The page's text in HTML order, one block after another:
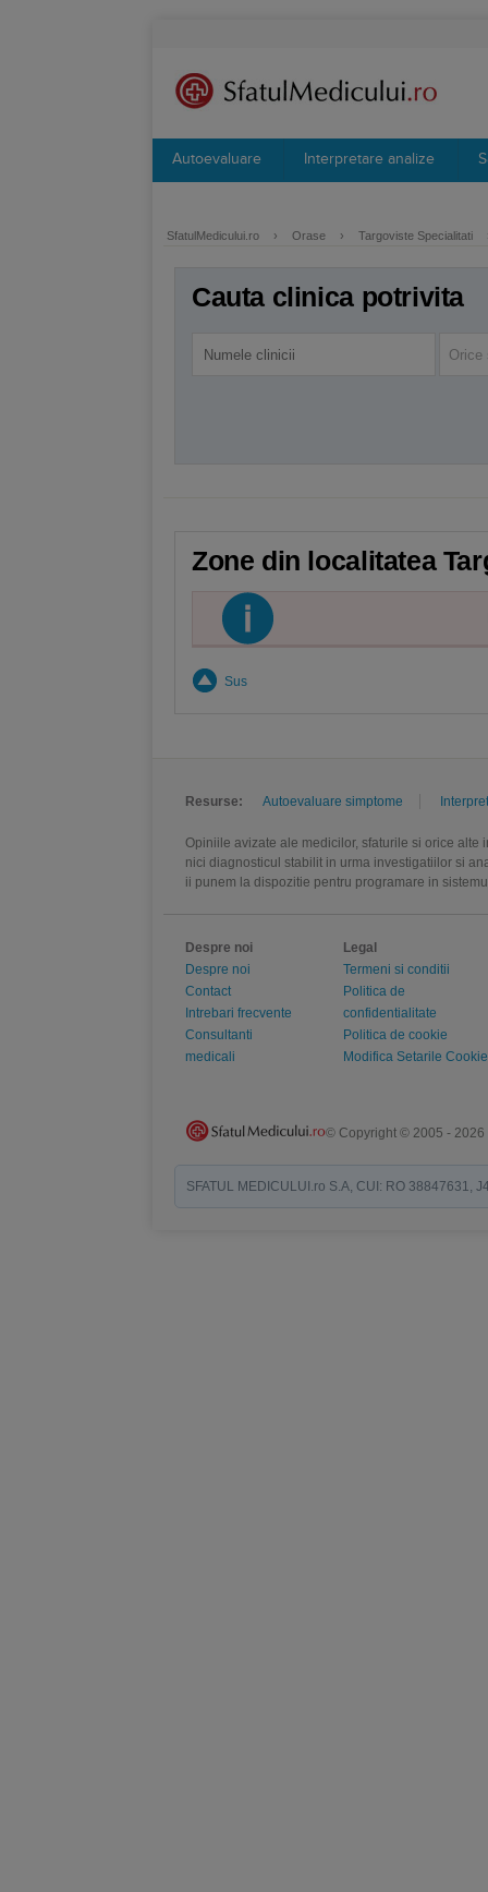
Autoevaluare Interpretare analize
SfatulMedicului.ro › Orase › Targoviste Specialitati
Cauta clinica potrivita
Orice
Zone din localitatea
Sus
Resurse: Autoevaluare simptome
Opiniile avizate ale medicilor, sfaturile si orice
nici diagnosticul stabilit in urma investigatiilor si
ii punem la dispozitie pentru programare in
Despre noi
Despre noi
Contact
Intrebari frecvente
Consultanti
medicali
Legal
Termeni si conditii
Politica de
confidentialitate
Politica de cookie
Modifica Setarile Cookie
© Copyright © 2005 - 2026
SFATUL MEDICULUI.ro S.A, CUI: RO 38847631,